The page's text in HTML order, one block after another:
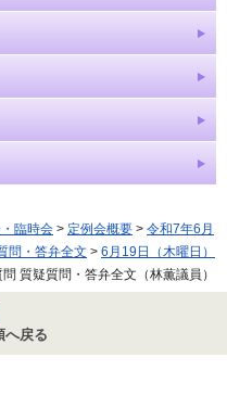
臨時会 > 定例会概要 > 令和7年6月
問・答弁全文 > 6月19日（木曜日）
質疑質問・答弁全文（林薫議員）
へ戻る